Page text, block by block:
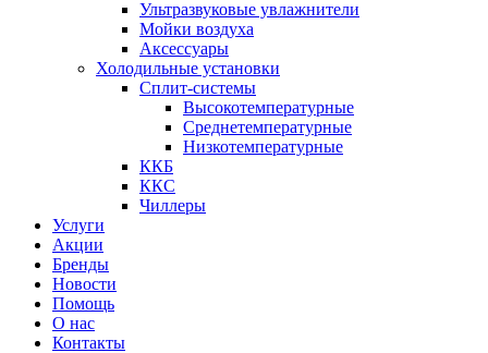
Ультразвуковые увлажнители
Мойки воздуха
Аксессуары
Холодильные установки
Сплит-системы
Высокотемпературные
Среднетемпературные
Низкотемпературные
ККБ
ККС
Чиллеры
Услуги
Акции
Бренды
Новости
Помощь
О нас
Контакты